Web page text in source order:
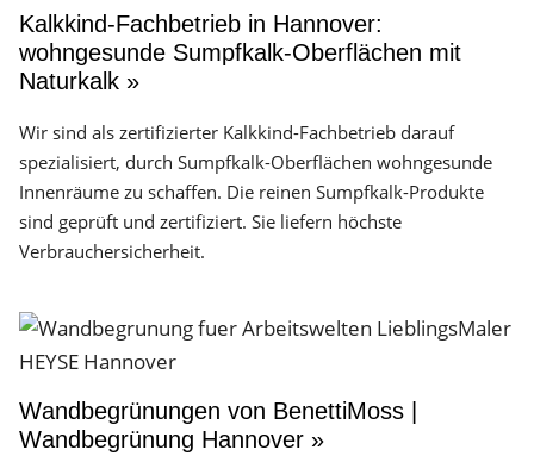
Kalkkind-Fachbetrieb in Hannover:
wohngesunde Sumpfkalk-Oberflächen mit
Naturkalk »
Wir sind als zertifizierter Kalkkind-Fachbetrieb darauf
spezialisiert, durch Sumpfkalk-Oberflächen wohngesunde
Innenräume zu schaffen. Die reinen Sumpfkalk-Produkte
sind geprüft und zertifiziert. Sie liefern höchste
Verbrauchersicherheit.
Wandbegrünungen von BenettiMoss |
Wandbegrünung Hannover »